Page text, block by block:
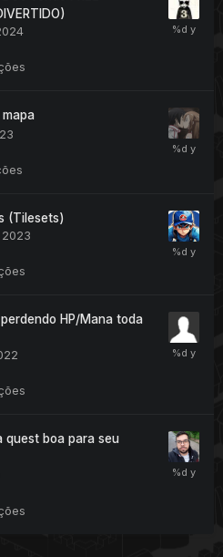
mapa
(Tilesets)
HP/Mana toda
quest boa para seu